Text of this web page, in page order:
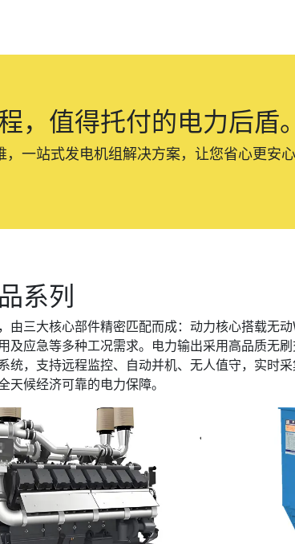
，值得托付的电力后盾。
，一站式发电机组解决方案，让您省心更安心
系列
由三大核心部件精密匹配而成：动力核心搭载无
及应急等多种工况需求。电力输出采用高品质无
统，支持远程监控、自动并机、无人值守，实时
天候经济可靠的电力保障。